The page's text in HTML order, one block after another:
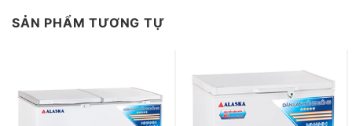
SẢN PHẨM TƯƠNG TỰ